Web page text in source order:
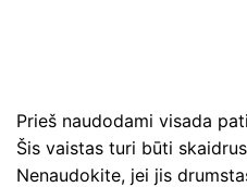
Prieš naudodami visada
Šis vaistas turi būti
Nenaudokite, jei jis